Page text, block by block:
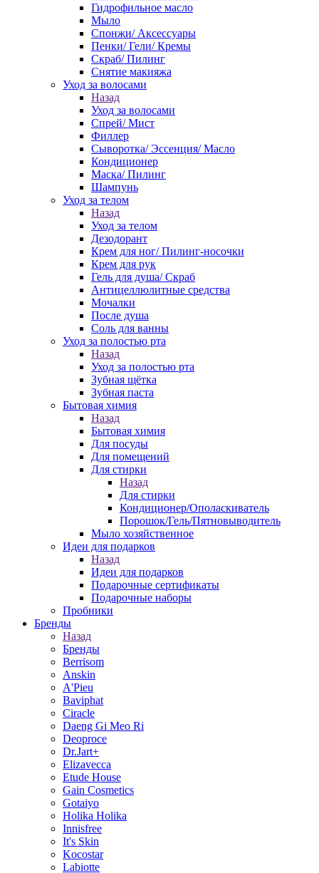
Гидрофильное масло
Мыло
Спонжи/ Аксессуары
Пенки/ Гели/ Кремы
Скраб/ Пилинг
Снятие макияжа
Уход за волосами
Назад
Уход за волосами
Спрей/ Мист
Филлер
Сыворотка/ Эссенция/ Масло
Кондиционер
Маска/ Пилинг
Шампунь
Уход за телом
Назад
Уход за телом
Дезодорант
Крем для ног/ Пилинг-носочки
Крем для рук
Гель для душа/ Скраб
Антицеллюлитные средства
Мочалки
После душа
Соль для ванны
Уход за полостью рта
Назад
Уход за полостью рта
Зубная щётка
Зубная паста
Бытовая химия
Назад
Бытовая химия
Для посуды
Для помещений
Для стирки
Назад
Для стирки
Кондиционер/Ополаскиватель
Порошок/Гель/Пятновыводитель
Мыло хозяйственное
Идеи для подарков
Назад
Идеи для подарков
Подарочные сертификаты
Подарочные наборы
Пробники
Бренды
Назад
Бренды
Berrisom
Anskin
A'Pieu
Baviphat
Ciracle
Daeng Gi Meo Ri
Deoproce
Dr.Jart+
Elizavecca
Etude House
Gain Cosmetics
Gotaiyo
Holika Holika
Innisfree
It's Skin
Kocostar
Labiotte